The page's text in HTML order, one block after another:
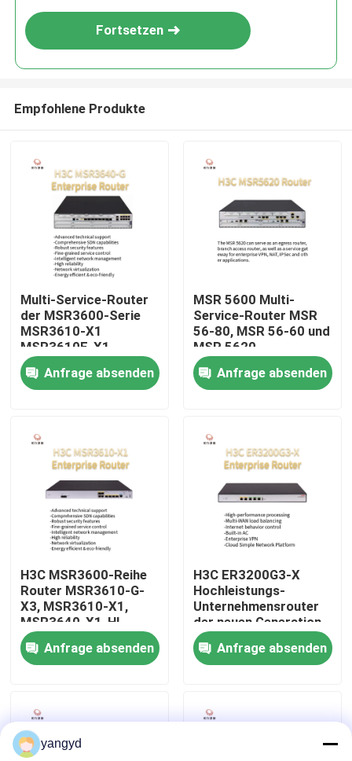
Zu Hause
Produkte
Werksbesichtigung
Qualitätskontrolle
Kontakt mit uns
Nachrichten
Rechtssachen
Gestell-Speicher-Server
Fortsetzen
Empfohlene Produkte
Multi-Service-Router
der MSR3600-Serie
MSR3610-X1
MSR3610E-X1
MSR3640-X1-HI
MSR3640-X1
MSR3640-G
Anfrage absenden
MSR 5600 Multi-
Service-Router MSR
56-80, MSR 56-60 und
MSR 5620
Anfrage absenden
H3C MSR3600-Reihe
Router MSR3610-G-
X3, MSR3610-X1,
MSR3640-X1-HI,
MSR3640-X1,
MSR3620-X1
Anfrage absenden
H3C ER3200G3-X
Hochleistungs-
Unternehmensrouter
der neuen Generation
Anfrage absenden
yangyd